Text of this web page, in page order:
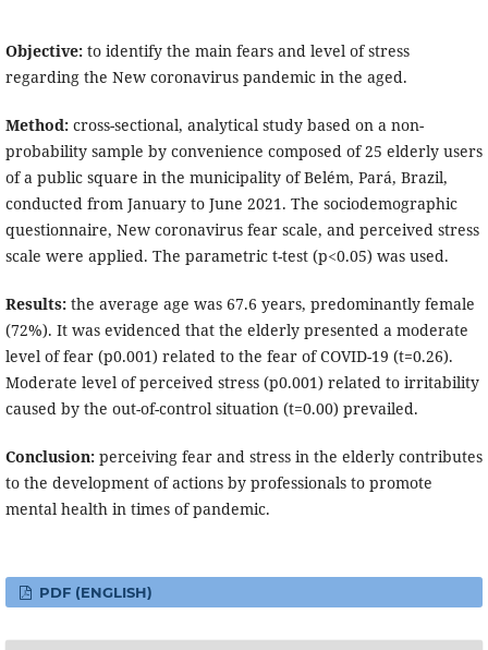
Objective:to identify the main fears and level of stress
regarding the New coronavirus pandemic in the aged.
Method:cross-sectional, analytical study based on a non-
probability sample by convenience composed of 25 elderly users
of a public square in the municipality of Belém, Pará, Brazil,
conducted from January to June 2021. The sociodemographic
questionnaire, New coronavirus fear scale, and perceived stress
scale were applied. The parametric t-test (p<0.05) was used.
Results:the average age was 67.6 years, predominantly female
(72%). It was evidenced that the elderly presented a moderate
level of fear (p0.001) related to the fear of COVID-19 (t=0.26).
Moderate level of perceived stress (p0.001) related to irritability
caused by the out-of-control situation (t=0.00) prevailed.
Conclusion:perceiving fear and stress in the elderly contributes
to the development of actions by professionals to promote
mental health in times of pandemic.
PDF (ENGLISH)